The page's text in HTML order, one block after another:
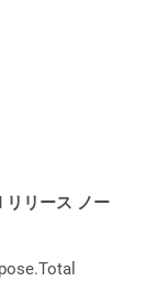
リリース ノー